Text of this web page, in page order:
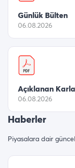
Günlük Bülten
06.08.2026
Açıklanan
06.08.2026
Haberler
Piyasalara dair